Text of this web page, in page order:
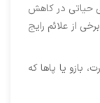
حیاتی در کاهش
از علائم رایج
بازو یا پاها که